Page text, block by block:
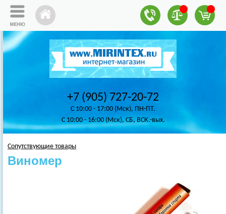
+7 (905) 727-20-72
C 10:00 - 17:00 (Мск), ПН-ПТ.
C 10:00 - 16:00 (Мск), СБ, ВСК.-вых.
Сопутствующие товары
Виномер